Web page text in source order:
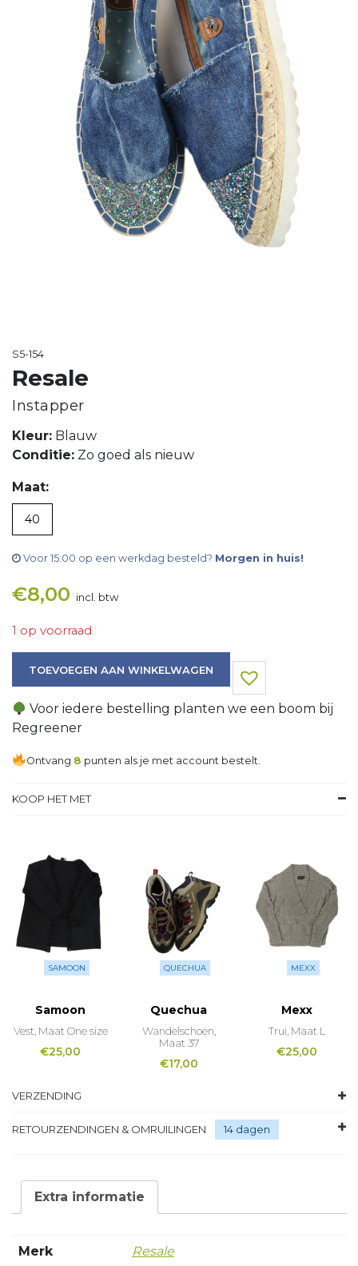
S5-154
Resale
Instapper
Kleur: Blauw
Conditie: Zo goed als nieuw
Maat:
40
Voor 15:00 op een werkdag besteld? Morgen in huis!
€8,00 incl. btw
1 op voorraad
TOEVOEGEN AAN WINKELWAGEN
Voor iedere bestelling planten we een boom bij
Regreener
Ontvang 8 punten als je met account bestelt.
KOOP HET MET
SAMOON
Samoon
Vest, Maat One size
€25,00
QUECHUA
Quechua
Wandelschoen,
Maat 37
€17,00
MEXX
Mexx
Trui, Maat L
€25,00
VERZENDING
RETOURZENDINGEN & OMRUILINGEN 14 dagen
Extra informatie
Merk Resale